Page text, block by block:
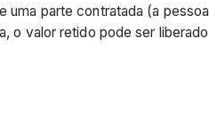
parte contratada (a
o valor retido pode ser